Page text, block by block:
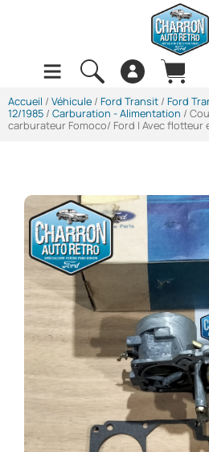
Accueil / Véhicule / Ford Transit / Ford
12/1985 / Carburation - Alimentation /
carburateur Fomoco/ Ford | Avec flotteur